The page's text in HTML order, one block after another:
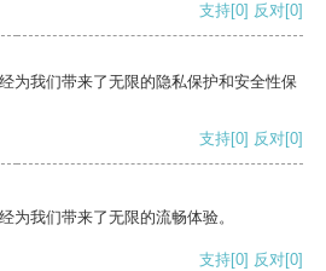
支持[0] 反对[0]
为我们带来了无限的隐私保护和安全性保
支持[0] 反对[0]
为我们带来了无限的流畅体验。
支持[0] 反对[0]